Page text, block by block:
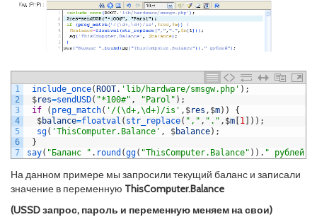
1
2
3
4
5
6
7
include_once(ROOT. 'lib/hardware/smsgw.php' ) ;
$res=sendUSD( "*100#" , "Parol" ) ;
if
( preg_match( '/(\d+,\d+)/is' , $res , $m) )
{
$balance=floatval ( str_replace( "," , "." , $m [1 ] ) ) ;
sg( 'ThisComputer.Balance' , $balance) ;
}
say( "Баланс " . round (gg( "ThisComputer.Balance" ) ) . " рублей"
На данном примере мы запросили текущий баланс и записали
значение в переменную ThisComputer.Balance
(USSD запрос, пароль и переменную меняем на свои)